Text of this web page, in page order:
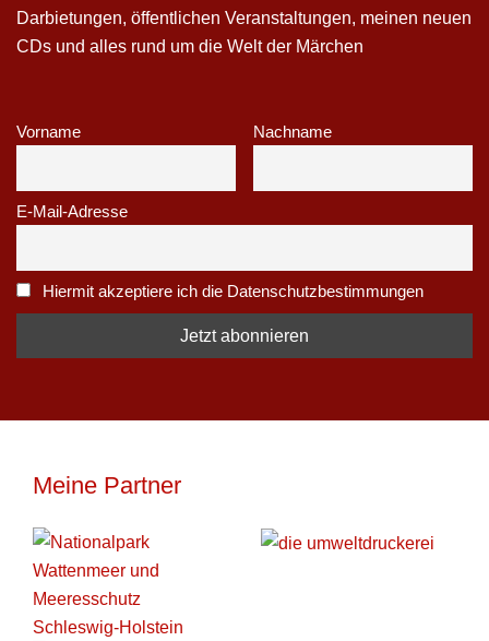
Darbietungen, öffentlichen Veranstaltungen, meinen neuen
CDs und alles rund um die Welt der Märchen
Vorname Nachname
E-Mail-Adresse
Hiermit akzeptiere ich die Datenschutzbestimmungen
Meine Partner